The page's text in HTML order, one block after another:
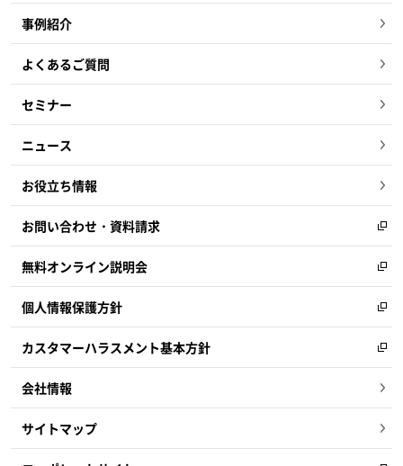
事例紹介
よくあるご質問
セミナー
ニュース
お役立ち情報
お問い合わせ・資料請求
無料オンライン説明会
個人情報保護方針
カスタマーハラスメント基本方針
会社情報
サイトマップ